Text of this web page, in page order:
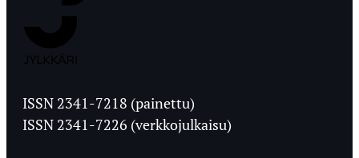
Ylioppilaslehti
ISSN 2341-7218 (painettu)
ISSN 2341-7226 (verkkojulkaisu)